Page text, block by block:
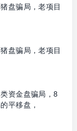
盘骗局，老项目
盘骗局，老项目
资金盘骗局，8
平移盘，